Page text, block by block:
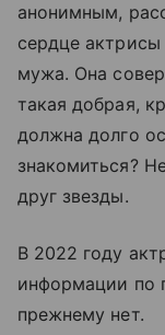
анонимным,
сердце
мужа. Она
такая добрая,
должна долго
знакомиться?
друг звезды.
В 2022 году
информации по
прежнему нет.